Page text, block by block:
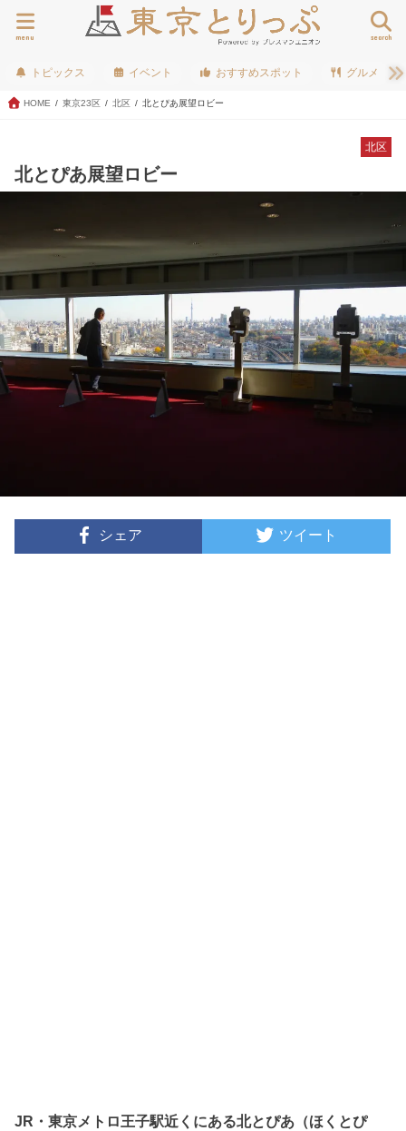
search
menu
トピックス イベント おすすめスポット グルメ
HOME 東京23区 北区 北とぴあ展望ロビー
北区
北とぴあ展望ロビー
シェア ツイート
JR・東京メトロ王子駅近くにある北とぴあ（ほくとぴ